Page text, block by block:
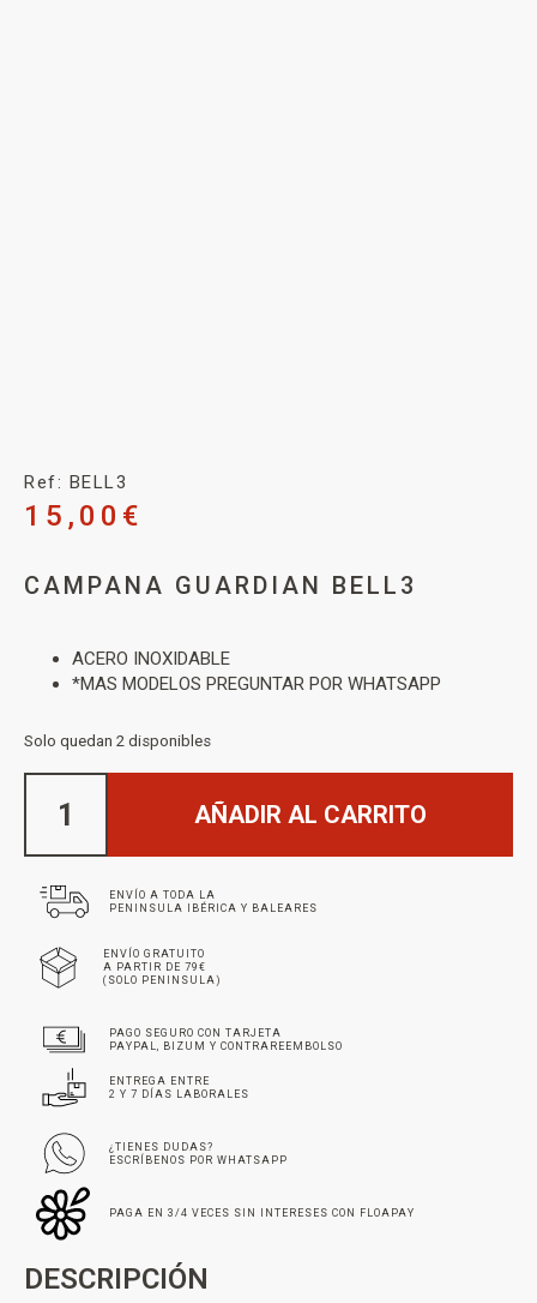
Ref: BELL3
15,00 €
CAMPANA GUARDIAN BELL3
ACERO INOXIDABLE
*MAS MODELOS PREGUNTAR POR WHATSAPP
Solo quedan 2 disponibles
AÑADIR AL CARRITO
ENVÍO A TODA LA
PENINSULA IBÉRICA Y BALEARES
ENVÍO GRATUITO
A PARTIR DE 79€
(SOLO PENINSULA)
PAGO SEGURO CON TARJETA
PAYPAL, BIZUM Y CONTRAREEMBOLSO
ENTREGA ENTRE
2 Y 7 DÍAS LABORALES
¿TIENES DUDAS?
ESCRÍBENOS POR WHATSAPP
PAGA EN 3/4 VECES SIN INTERESES CON FLOAPAY
DESCRIPCIÓN